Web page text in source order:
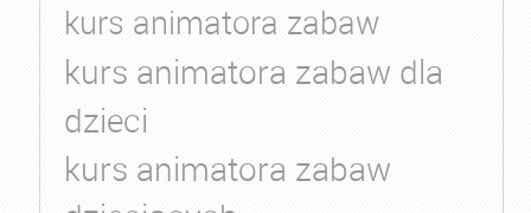
kurs animatora zabaw
kurs animatora zabaw dla
dzieci
kurs animatora zabaw